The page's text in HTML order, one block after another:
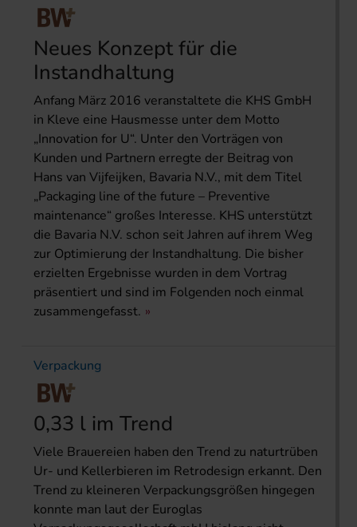
Neues Konzept für die
Instandhaltung
Anfang März 2016 veranstaltete die KHS GmbH
in Kleve eine Hausmesse unter dem Motto
„Innovation for U“. Unter den Vorträgen von
Kunden und Partnern erregte der Beitrag von
Hans van Vijfeijken, Bavaria N.V., mit dem Titel
„Packaging line of the future – Preventive
maintenance“ großes Interesse. KHS unterstützt
die Bavaria N.V. schon seit Jahren auf ihrem Weg
zur Optimierung der Instandhaltung. Die bisher
erzielten Ergebnisse wurden in dem Vortrag
präsentiert und sind im Folgenden noch einmal
zusammengefasst.
Verpackung
0,33 l im Trend
Viele Brauereien haben den Trend zu naturtrüben
Ur- und Kellerbieren im Retrodesign erkannt. Den
Trend zu kleineren Verpackungsgrößen hingegen
konnte man laut der Euroglas